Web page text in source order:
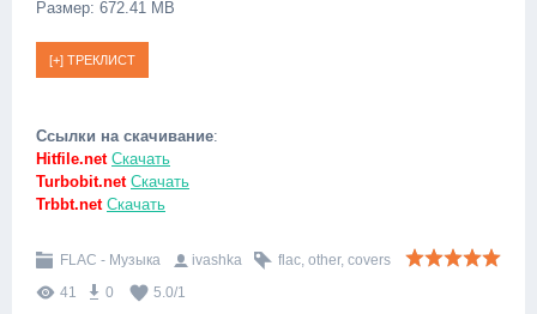
Размер: 672.41 MB
Ссылки на скачивание:
Hitfile.net Скачать
Turbobit.net Скачать
Trbbt.net Скачать
FLAC - Музыка ivashka flac, other, covers
41
0 5.0/1